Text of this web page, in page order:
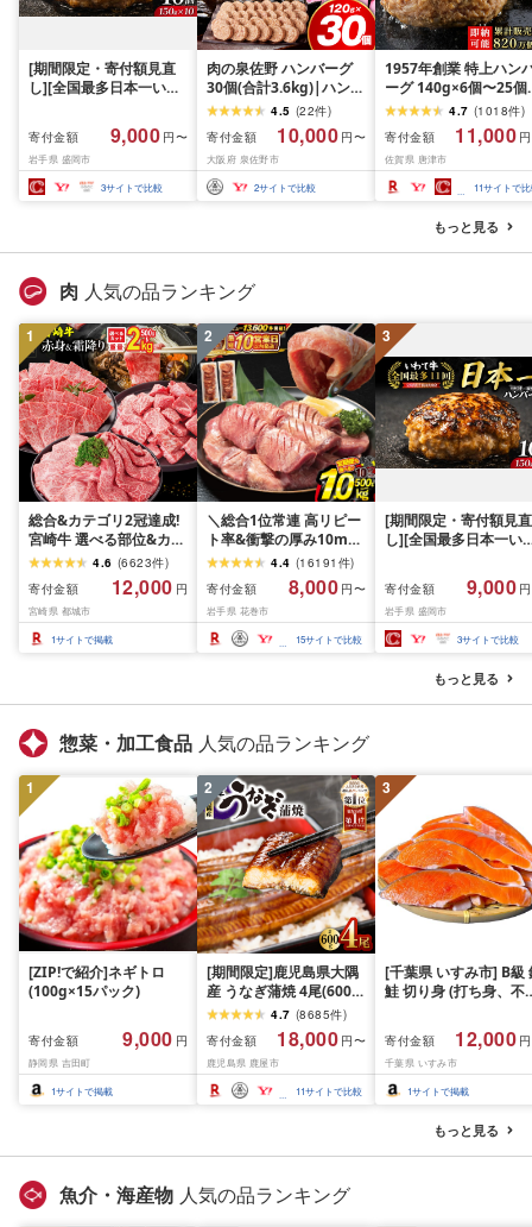
[期間限定・寄付額見直
し][全国最多日本一いわ
1.5kg(150g×10個) いわ
て牛 × 岩中豚 ハンバー
グ 合挽き 合い挽き 黒毛
和牛 人気 冷凍 個包装 小
分け 冷凍 牛肉 豚肉 和牛
お弁当 hannba-gu ラン
キング 1位 1万円以下 岩
手県 盛岡市 東北 岩手 盛
寄付金額 9,000 円〜
岩手県 盛岡市
3サイトで比較
肉の泉佐野 ハンバーグ
30個(合計3.6kg)|ハンバ
ーグ 訳あり 黒毛和牛×な
4.5 (22件)
寄付金額
10,000 円〜
大阪府 泉佐野市
2サイトで比較
1957年創業 特上ハン
ーグ 140g×6個〜25個
「個数・お届け月を選
る!」「唐津バーグ」商
標登録済!! 冷凍真空パ
ク ハンバーグ 惣菜 冷
ギフト 国産 個包装 焼
だけ 牛 豚 合挽き「
年 令和8年」
4.7 (1018件)
寄付金額
11,000
佐賀県 唐津市
11サイトで
もっと見る
肉 人気の品ランキング
1
総合&カテゴリ2冠達成!
宮崎牛 選べる部位&カッ
ト (赤身&霜降り)or(赤身
のみ) 500g 1kg 2kg[発
送時期が選べる] 牛肉 焼
肉 すき焼き しゃぶしゃ
ぶ ステーキ ギフト お中
4.6 (6623件)
寄付金額
12,000 円
宮崎県 都城市
1サイトで掲載
2
＼総合1位常連 高リピー
ト率&衝撃の厚み10mm
厚切り牛タン 塩味/ ≪ス
ピード発送!!10営業日以
内発送≫ 選べる内容量
500g / 1kg 定期便 毎月
届く 牛肉 肉 BBQ ふるさ
と 人気 ランキング 岩手
4.4 (16191 件)
寄付金額
8,000 円〜
岩手県 花巻市
15サイトで比較
3
[期間限定・寄付額見直
し][全国最多日本一い
1.5kg(150g×10個) い
て牛 × 岩中豚 ハンバー
グ 合挽き 合い挽き 黒
和牛 人気 冷凍 個包装
分け 冷凍 牛肉 豚肉 和
ビーフ ポーク はんば
ぐ 挽肉 お肉 ミンチ 肉
お弁当 hannba-gu ラ
寄付金額 9,000
岩手県 盛岡市
3サイトで比較
もっと見る
惣菜・加工食品 人気の品ランキング
1
[ZIP!で紹介]ネギトロ
(100g×15パック)
寄付金額 9,000 円
静岡県 吉田町
1サイトで掲載
2
[期間限定]鹿児島県大隅
産 うなぎ蒲焼 4尾(600g)
KN007-004-04-cp18 う
なぎ 鰻 魚 惣菜 総菜
4.7 (8685件)
寄付金額
18,000 円〜
鹿児島県 鹿屋市
11サイトで比較
3
[千葉県 いすみ市] B級
鮭 切り身 (打ち身、不
凍 魚 訳あり 海鮮 西川
おつまみ おかず
寄付金額 12,000
千葉県 いすみ市
1サイトで掲載
もっと見る
魚介・海産物 人気の品ランキング